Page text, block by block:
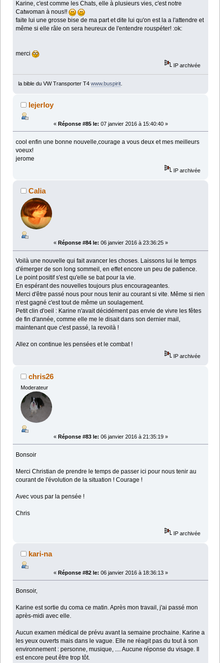
Karine, c'est comme les Chats, elle à plusieurs vies, c'est notre
Catwoman à nous!!
faite lui une grosse bise de ma part et dite lui qu'on est la a l'attendre et
même si elle râle on sera heureux de l'entendre rouspéter! :ok:
merci
IP archivée
la bible du VW Transporter T4 www.buspirit.
lejerloy
« Réponse #85 le: 07 janvier 2016 à 15:40:40 »
cool enfin une bonne nouvelle,courage a vous deux et mes meilleurs
voeux!
jerome
IP archivée
Calia
« Réponse #84 le: 06 janvier 2016 à 23:36:25 »
Voilà une nouvelle qui fait avancer les choses. Laissons lui le temps
d'émerger de son long sommeil, en effet encore un peu de patience.
Le point positif s'est qu'elle se bat pour la vie.
En espérant des nouvelles toujours plus encourageantes.
Merci d'être passé nous pour nous tenir au courant si vite. Même si rien
n'est gagné c'est tout de même un soulagement.
Petit clin d'oeil : Karine n'avait décidément pas envie de vivre les fêtes
de fin d'année, comme elle me le disait dans son dernier mail,
maintenant que c'est passé, la revoilà !
Allez on continue les pensées et le combat !
IP archivée
chris26
Moderateur
« Réponse #83 le: 06 janvier 2016 à 21:35:19 »
Bonsoir
Merci Christian de prendre le temps de passer ici pour nous tenir au
courant de l'évolution de la situation ! Courage !
Avec vous par la pensée !
Chris
IP archivée
kari-na
« Réponse #82 le: 06 janvier 2016 à 18:36:13 »
Bonsoir,
Karine est sortie du coma ce matin. Après mon travail, j'ai passé mon
après-midi avec elle.
Aucun examen médical de prévu avant la semaine prochaine. Karine a
les yeux ouverts mais dans le vague. Elle ne réagit pas du tout à son
environnement : personne, musique, .... Aucune réponse du visage. Il
est encore peut être trop tôt.